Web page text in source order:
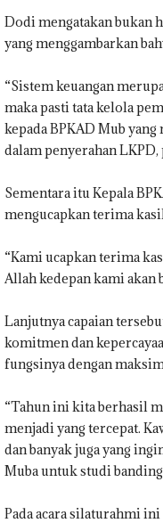
Dodi mengatakan bukan
yang menggambarkan
“Sistem keuangan
maka pasti tata kelola
kepada BPKAD Mub
dalam penyerahan LKPD,
Sementara itu Kepala
mengucapkan terima
“Kami ucapkan terima
Allah kedepan kami akan
Lanjutnya capaian
komitmen dan
fungsinya dengan
“Tahun ini kita berhasil
menjadi yang tercepat.
dan banyak juga yang
Muba untuk studi
Pada acara silaturahmi